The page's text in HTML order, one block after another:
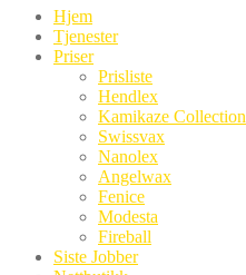
Hjem
Tjenester
Priser
Prisliste
Hendlex
Kamikaze Collection
Swissvax
Nanolex
Angelwax
Fenice
Modesta
Fireball
Siste Jobber